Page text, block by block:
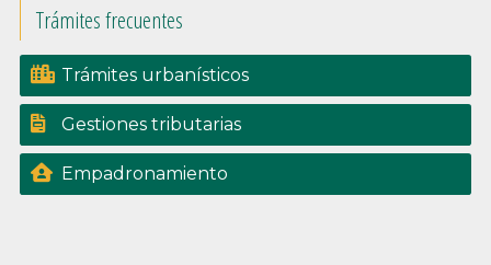
Trámites frecuentes
Trámites urbanísticos
Gestiones tributarias
Empadronamiento